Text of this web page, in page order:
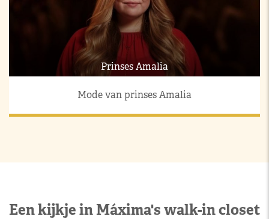
Prinses Amalia
Mode van prinses Amalia
Een kijkje in Máxima's walk-in closet